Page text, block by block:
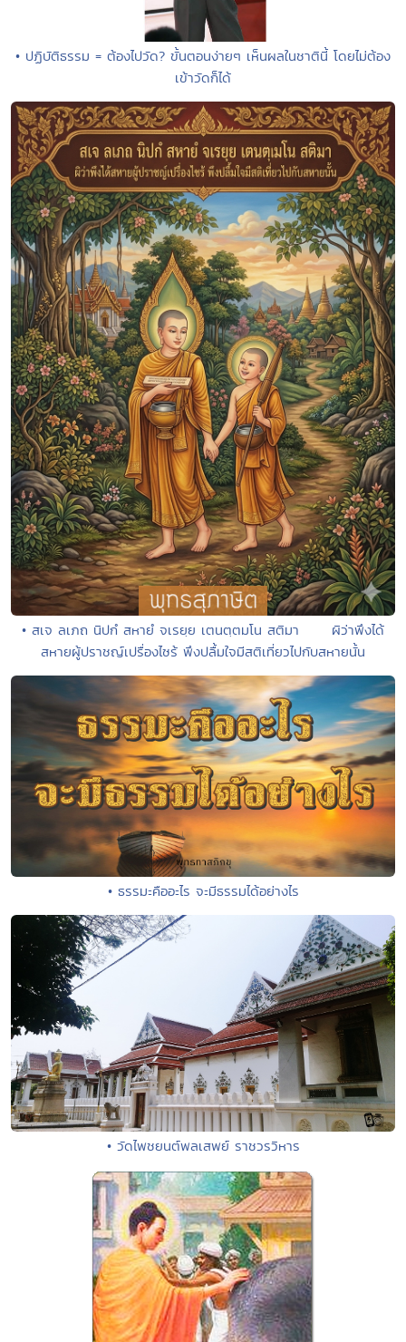
• ปฏิบัติธรรม = ต้องไปวัด? ขั้นตอนง่ายๆ เห็นผลในชาตินี้ โดยไม่ต้อง
เข้าวัดก็ได้
• สเจ ลเภถ นิปกํ สหายํ จเรยฺย เตนตฺตมโน สติมา ผิว่าพึงได้
สหายผู้ปราชญ์เปรื่องไซร้ พึงปลื้มใจมีสติเที่ยวไปกับสหายนั้น
• ธรรมะคืออะไร จะมีธรรมได้อย่างไร
• วัดไพชยนต์พลเสพย์ ราชวรวิหาร